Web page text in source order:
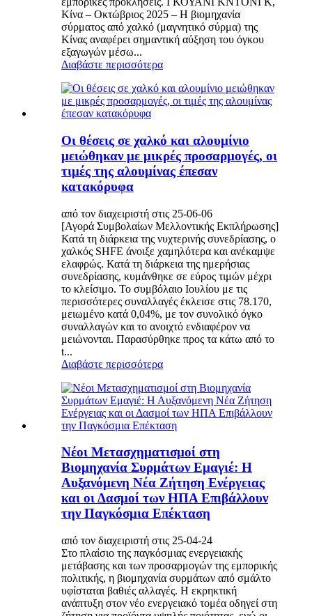
Κίνα – Οκτώβριος 2025 – Η βιομηχανία
σύρματος από χαλκό (μαγνητικό σύρμα) της
Κίνας αναφέρει σημαντική αύξηση του όγκου
εξαγωγών μέσω...
Διαβάστε περισσότερα
Οι θέσεις σε χαλκό και αλουμίνιο
μειώθηκαν με μικρές προσαρμογές, οι
τιμές της αλουμίνας έπεσαν
κατακόρυφα
από τον διαχειριστή στις 25-06-06
[Αγορά Συμβολαίων Μελλοντικής Εκπλήρωσης]
Κατά τη διάρκεια της νυχτερινής συνεδρίασης, ο
χαλκός SHFE άνοιξε χαμηλότερα και ανέκαμψε
ελαφρώς. Κατά τη διάρκεια της ημερήσιας
συνεδρίασης, κυμάνθηκε σε εύρος τιμών μέχρι
το κλείσιμο. Το συμβόλαιο Ιουλίου με τις
περισσότερες συναλλαγές έκλεισε στις 78.170,
μειωμένο κατά 0,04%, με τον συνολικό όγκο
συναλλαγών και το ανοιχτό ενδιαφέρον να
μειώνονται. Παρασύρθηκε προς τα κάτω από το
t...
Διαβάστε περισσότερα
Νέοι Μετασχηματισμοί στη
Βιομηχανία Συρμάτων Εμαγιέ: Η
Αυξανόμενη Νέα Ζήτηση Ενέργειας
και οι Δασμοί των ΗΠΑ Επιβάλλουν
την Παγκόσμια Επέκταση
από τον διαχειριστή στις 25-04-24
Στο πλαίσιο της παγκόσμιας ενεργειακής
μετάβασης και των προσαρμογών της εμπορικής
πολιτικής, η βιομηχανία συρμάτων από σμάλτο
υφίσταται βαθιές αλλαγές. Η εκρηκτική
ανάπτυξη στον νέο ενεργειακό τομέα οδηγεί στη